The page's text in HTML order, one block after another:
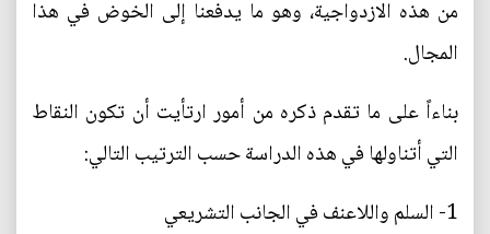
من هذه الازدواجية، وهو ما يدفعنا إلى الخوض في هذا
المجال.
بناءاً على ما تقدم ذكره من أمور ارتأيت أن تكون النقاط
التي أتناولها في هذه الدراسة حسب الترتيب التالي:
1- السلم واللاعنف في الجانب التشريعي